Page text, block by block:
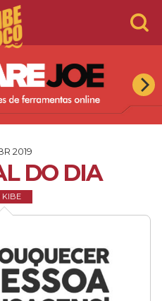
2019
DO DIA
KIBE